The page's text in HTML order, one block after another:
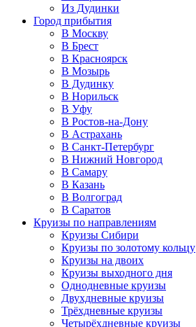
Из Дудинки
Город прибытия
В Москву
В Брест
В Красноярск
В Мозырь
В Дудинку
В Норильск
В Уфу
В Ростов-на-Дону
В Астрахань
В Санкт-Петербург
В Нижний Новгород
В Самару
В Казань
В Волгоград
В Саратов
Круизы по направлениям
Круизы Сибири
Круизы по золотому кольцу
Круизы на двоих
Круизы выходного дня
Однодневные круизы
Двухдневные круизы
Трёхдневные круизы
Четырёхдневные круизы